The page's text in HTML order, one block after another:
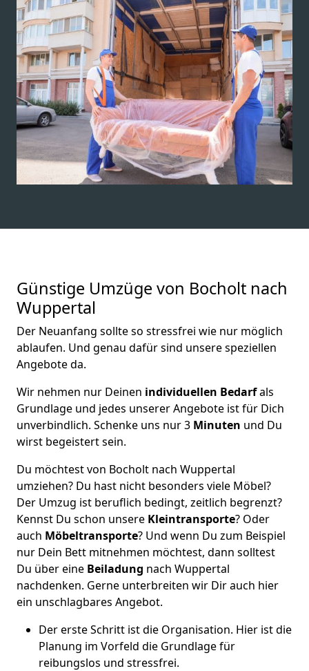
Günstige Umzüge von Bocholt nach
Wuppertal
Der Neuanfang sollte so stressfrei wie nur möglich
ablaufen. Und genau dafür sind unsere speziellen
Angebote da.
Wir nehmen nur Deinen individuellen Bedarfals
Grundlage und jedes unserer Angebote ist für Dich
unverbindlich. Schenke uns nur 3 Minuten und Du
wirst begeistert sein.
Du möchtest von Bocholt nach Wuppertal
umziehen? Du hast nicht besonders viele Möbel?
Der Umzug ist beruflich bedingt, zeitlich begrenzt?
Kennst Du schon unsere Kleintransporte? Oder
auch Möbeltransporte? Und wenn Du zum Beispiel
nur Dein Bett mitnehmen möchtest, dann solltest
Du über eine Beiladung nach Wuppertal
nachdenken. Gerne unterbreiten wir Dir auch hier
ein unschlagbares Angebot.
Der erste Schritt ist die Organisation. Hier ist die
Planung im Vorfeld die Grundlage für
reibungslos und stressfrei.